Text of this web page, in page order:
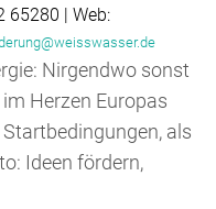
65280 | Web:
Nirgendwo sonst
Herzen Europas
als
Ideen fördern,